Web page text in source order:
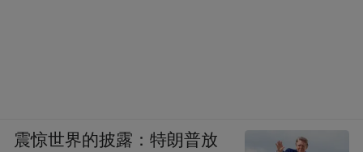
震惊世界的披露：特朗普放